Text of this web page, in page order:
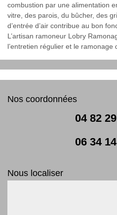
combustion par une alimentation
vitre, des parois, du bûcher, des
d’entrée d’air contribue au bon
L’artisan ramoneur Lobry
l’entretien régulier et le ramonage
Nos coordonnées
04 82
06 34
Nous localiser